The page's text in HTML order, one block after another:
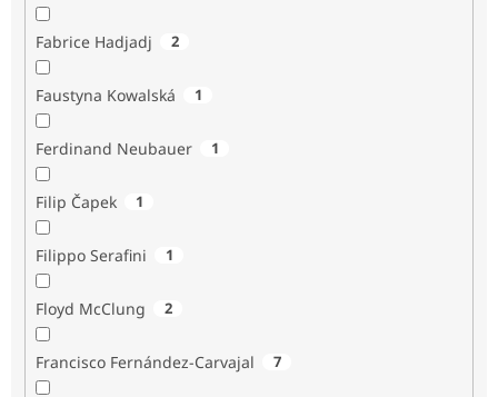
Fabrice Hadjadj 2
Faustyna Kowalská 1
Ferdinand Neubauer 1
Filip Čapek 1
Filippo Serafini 1
Floyd McClung 2
Francisco Fernández-Carvajal 7